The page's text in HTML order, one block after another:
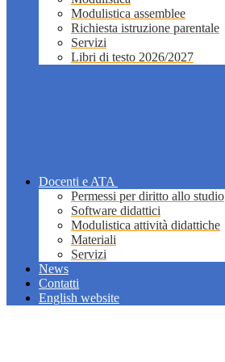
Modulistica assemblee
Richiesta istruzione parentale
Servizi
Libri di testo 2026/2027
Docenti e ATA
Permessi per diritto allo studio
Software didattici
Modulistica attività didattiche
Materiali
Servizi
News
Contatti
English website